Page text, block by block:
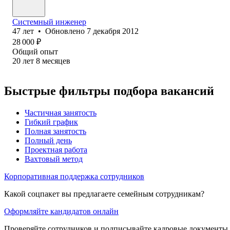
Системный инженер
47 лет • Обновлено 7 декабря 2012
28 000 ₽
Общий опыт
20 лет 8 месяцев
Быстрые фильтры подбора вакансий
Частичная занятость
Гибкий график
Полная занятость
Полный день
Проектная работа
Вахтовый метод
Корпоративная поддержка сотрудников
Какой соцпакет вы предлагаете семейным сотрудникам?
Оформляйте кандидатов онлайн